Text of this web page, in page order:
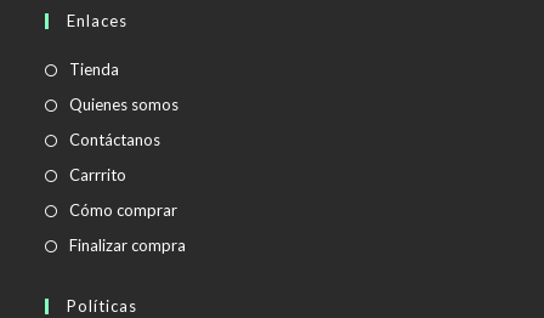
Enlaces
Tienda
Quienes somos
Contáctanos
Carrrito
Cómo comprar
Finalizar compra
Políticas